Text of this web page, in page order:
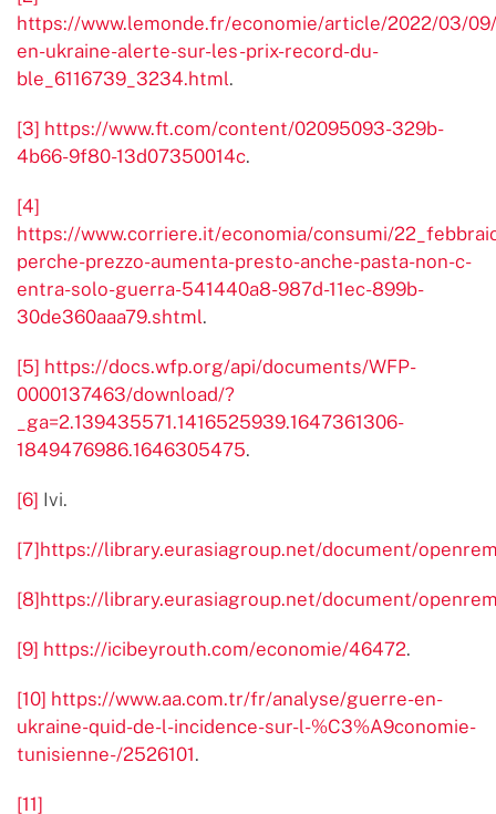
https://www.lemonde.fr/economie/article/2022/03/
en-ukraine-alerte-sur-les-prix-record-du-
ble_6116739_3234.html.
[3] https://www.ft.com/content/02095093-329b-
4b66-9f80-13d07350014c.
[4]
https://www.corriere.it/economia/consumi/
perche-prezzo-aumenta-presto-anche-pasta-non-c-
entra-solo-guerra-541440a8-987d-11ec-899b-
30de360aaa79.shtml.
[5] https://docs.wfp.org/api/documents/WFP-
0000137463/download/?
_ga=2.139435571.1416525939.1647361306-
1849476986.1646305475.
[6] Ivi.
[7]https://library.eurasiagroup.net/document/
[8]https://library.eurasiagroup.net/document/
[9] https://icibeyrouth.com/economie/46472.
[10] https://www.aa.com.tr/fr/analyse/guerre-en-
ukraine-quid-de-l-incidence-sur-l-%C3%A9conomie-
tunisienne-/2526101.
[11]